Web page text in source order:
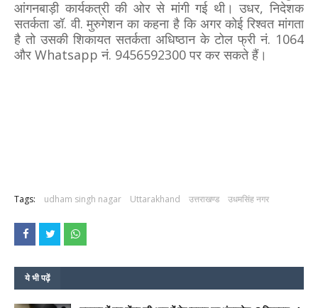
आंगनबाड़ी कार्यकत्री की ओर से मांगी गई थी। उधर, निदेशक
सतर्कता डॉ. वी. मुरुगेशन का कहना है कि अगर कोई रिश्वत मांगता
है तो उसकी शिकायत सतर्कता अधिष्ठान के टोल फ्री नं. 1064
और Whatsapp नं. 9456592300 पर कर सकते हैं।
Tags: udham singh nagar Uttarakhand उत्तराखण्ड उधमसिंह नगर
ये भी पढ़ें